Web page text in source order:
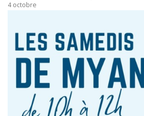
4 octobre